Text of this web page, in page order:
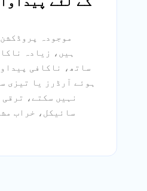
موجودہ
ہیں، زیادہ
ساتھ، ناکافی
ہوئے آرڈرز یا تیزی
نہیں سکتے،
سائیکل، خراب